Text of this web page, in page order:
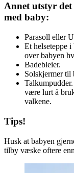
Annet utstyr det
med baby:
Parasoll eller
Et helseteppe
over babyen
Badebleier.
Solskjermer til
være lurt å
valkene.
Tips!
Husk at babyen
tilby væske oftere